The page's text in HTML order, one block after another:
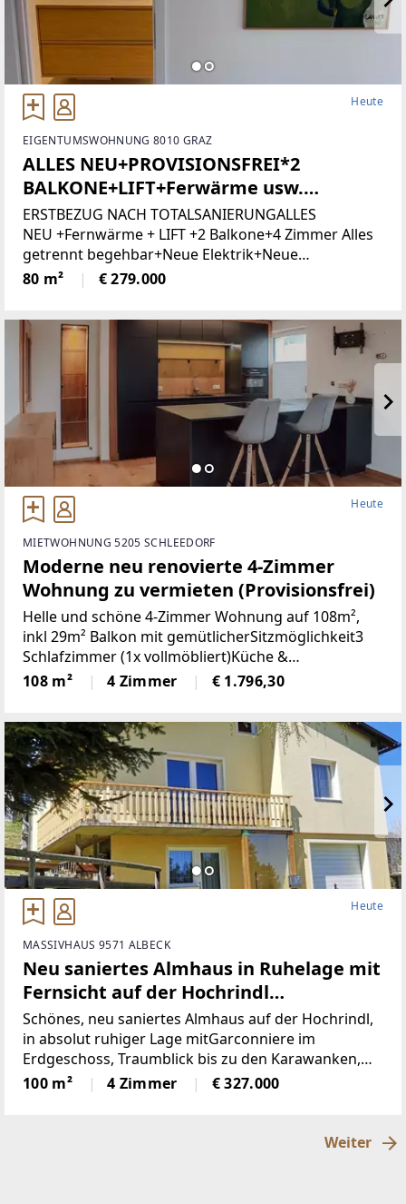
Heute
EIGENTUMSWOHNUNG 8010 GRAZ
ALLES NEU+PROVISIONSFREI*2
BALKONE+LIFT+Ferwärme usw.
(Provisionsfrei)
ERSTBEZUG NACH TOTALSANIERUNGALLES
NEU +Fernwärme + LIFT +2 Balkone+4 Zimmer Alles
getrennt begehbar+Neue Elektrik+Neue
Türen+Neues Bad+Neuer Parkett+Neue
80 m² € 279.000
Heute
MIETWOHNUNG 5205 SCHLEEDORF
Moderne neu renovierte 4-Zimmer
Wohnung zu vermieten (Provisionsfrei)
Helle und schöne 4-Zimmer Wohnung auf 108m²,
inkl 29m² Balkon mit gemütlicherSitzmöglichkeit3
Schlafzimmer (1x vollmöbliert)Küche &
Wohnbereich (Küche mit Steinplatte und
hochwertigen Geräten)Badezimmer (neu)WC (neu)2
108 m² 4 Zimmer € 1.796,30
Heute
MASSIVHAUS 9571 ALBECK
Neu saniertes Almhaus in Ruhelage mit
Fernsicht auf der Hochrindl
(Provisionsfrei)
Schönes, neu saniertes Almhaus auf der Hochrindl,
in absolut ruhiger Lage mitGarconniere im
Erdgeschoss, Traumblick bis zu den Karawanken,
Sonnenlage, hierscheint den ganzen Tag die Sonne,
über der Nebelgrenze, in 1600m Seehöhegelegen,
100 m² 4 Zimmer € 327.000
Weiter